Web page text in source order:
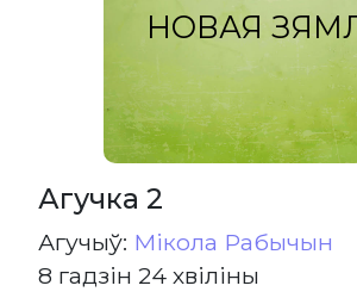
НОВАЯ
Агучка 2
Агучыў: Мікола Рабычын
8 гадзін 24 хвіліны